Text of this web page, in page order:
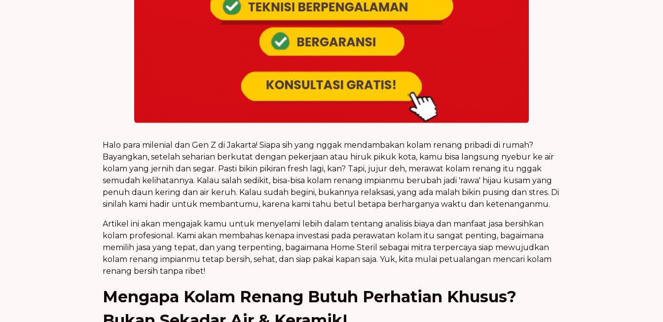
Halo para milenial dan Gen Z di Jakarta! Siapa sih yang nggak mendambakan kolam renang pribadi di rumah?
Bayangkan, setelah seharian berkutat dengan pekerjaan atau hiruk pikuk kota, kamu bisa langsung nyebur ke air
kolam yang jernih dan segar. Pasti bikin pikiran fresh lagi, kan? Tapi, jujur deh, merawat kolam renang itu nggak
semudah kelihatannya. Kalau salah sedikit, bisa-bisa kolam renang impianmu berubah jadi 'rawa' hijau kusam yang
penuh daun kering dan air keruh. Kalau sudah begini, bukannya relaksasi, yang ada malah bikin pusing dan stres. Di
sinilah kami hadir untuk membantumu, karena kami tahu betul betapa berharganya waktu dan ketenanganmu.
Artikel ini akan mengajak kamu untuk menyelami lebih dalam tentang analisis biaya dan manfaat jasa bersihkan
kolam profesional. Kami akan membahas kenapa investasi pada perawatan kolam itu sangat penting, bagaimana
memilih jasa yang tepat, dan yang terpenting, bagaimana Home Steril sebagai mitra terpercaya siap mewujudkan
kolam renang impianmu tetap bersih, sehat, dan siap pakai kapan saja. Yuk, kita mulai petualangan mencari kolam
renang bersih tanpa ribet!
Mengapa Kolam Renang Butuh Perhatian Khusus?